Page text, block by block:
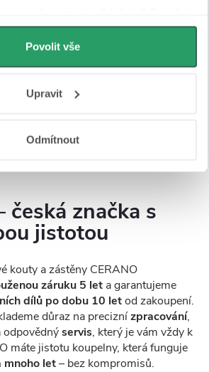
pro analytiku a
Jak Google zpracovává
na stránkách
Povolit vše
Upravit
Odmítnout
Sklo je opatřeno speciální
Easy Clean, kteráminimalizuje
výběr máte
z více variant skel
mohli vybrat přesně podle svých
koupelny.
česká značka s
jistotou
kouty a zástěny CERANO
záruku 5 let a garantujeme
dílů po dobu 10 letod zakoupení.
důraz na preciznízpracování,
odpovědnýservis, který je vám vždy k
máte jistotu koupelny, která funguje
mnoho let– bez kompromisů.